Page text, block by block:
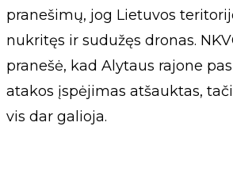
pranešimų, jog Lietuvos
nukritęs ir sudužęs dronas.
pranešė, kad Alytaus rajone
atakos įspėjimas atšauktas,
vis dar galioja.